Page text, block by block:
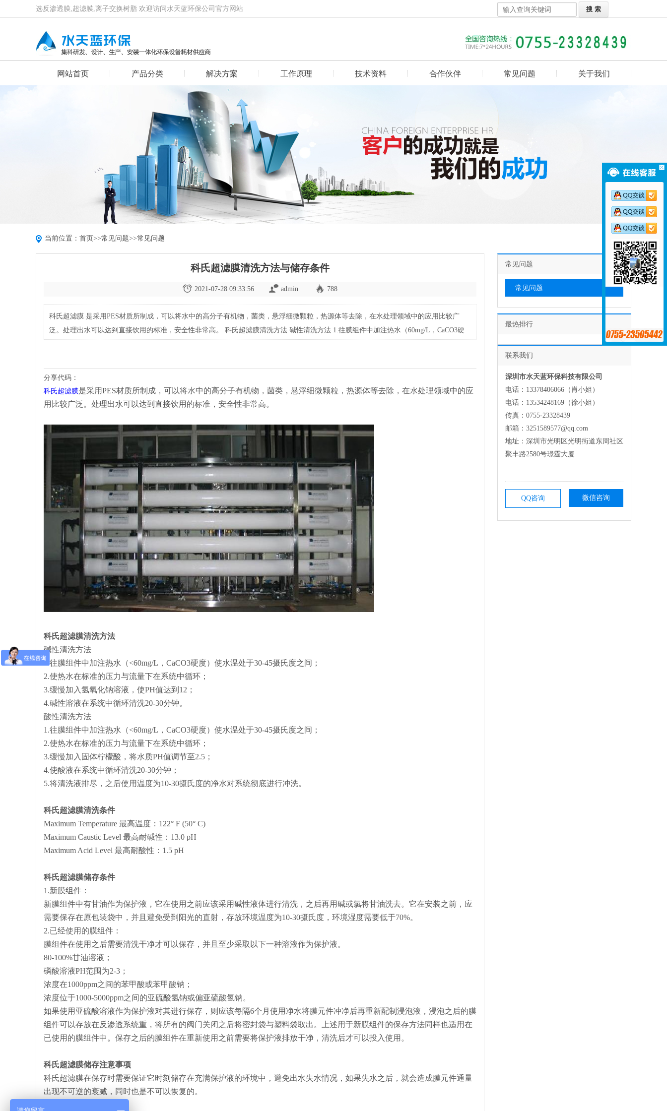
选反渗透膜,超滤膜,离子交换树脂 欢迎访问水天蓝环保公司官方网站
网站首页 产品分类 解决方案 工作原理 技术资料 合作伙伴 常见问题 关于我们
当前位置： 首页>>常见问题>>常见问题
科氏超滤膜清洗方法与储存条件
2021-07-28 09:33:56 admin 788
科氏超滤膜 是采用PES材质所制成，可以将水中的高分子有机物，菌类，悬浮细微颗粒，热源体等去除，在水处理领域中的应用比较广
泛。处理出水可以达到直接饮用的标准，安全性非常高。 科氏超滤膜清洗方法 碱性清洗方法 1.往膜组件中加注热水（60mg/L，CaCO3硬
分享代码：
科氏超滤膜是采用PES材质所制成，可以将水中的高分子有机物，菌类，悬浮细微颗粒，热源体等去除，在水处理领域中的应
用比较广泛。处理出水可以达到直接饮用的标准，安全性非常高。
科氏超滤膜清洗方法
碱性清洗方法
1.往膜组件中加注热水（<60mg/L，CaCO3硬度）使水温处于30-45摄氏度之间；
2.使热水在标准的压力与流量下在系统中循环；
3.缓慢加入氢氧化钠溶液，使PH值达到12；
4.碱性溶液在系统中循环清洗20-30分钟。
酸性清洗方法
1.往膜组件中加注热水（<60mg/L，CaCO3硬度）使水温处于30-45摄氏度之间；
2.使热水在标准的压力与流量下在系统中循环；
3.缓慢加入固体柠檬酸，将水质PH值调节至2.5；
4.使酸液在系统中循环清洗20-30分钟；
5.将清洗液排尽，之后使用温度为10-30摄氏度的净水对系统彻底进行冲洗。
科氏超滤膜清洗条件
Maximum Temperature 最高温度：122° F (50° C)
Maximum Caustic Level 最高耐碱性：13.0 pH
Maximum Acid Level 最高耐酸性：1.5 pH
科氏超滤膜储存条件
1.新膜组件：
新膜组件中有甘油作为保护液，它在使用之前应该采用碱性液体进行清洗，之后再用碱或氯将甘油洗去。它在安装之前，应
需要保存在原包装袋中，并且避免受到阳光的直射，存放环境温度为10-30摄氏度，环境湿度需要低于70%。
2.已经使用的膜组件：
膜组件在使用之后需要清洗干净才可以保存，并且至少采取以下一种溶液作为保护液。
80-100%甘油溶液；
磷酸溶液PH范围为2-3；
浓度在1000ppm之间的苯甲酸或苯甲酸钠；
浓度位于1000-5000ppm之间的亚硫酸氢钠或偏亚硫酸氢钠。
如果使用亚硫酸溶液作为保护液对其进行保存，则应该每隔6个月使用净水将膜元件冲净后再重新配制浸泡液，浸泡之后的膜
组件可以存放在反渗透系统重，将所有的阀门关闭之后将密封袋与塑料袋取出。上述用于新膜组件的保存方法同样也适用在
已使用的膜组件中。保存之后的膜组件在重新使用之前需要将保护液排放干净，清洗后才可以投入使用。
科氏超滤膜储存注意事项
科氏超滤膜在保存时需要保证它时刻储存在充满保护液的环境中，避免出水失水情况，如果失水之后，就会造成膜元件通量
出现不可逆的衰减，同时也是不可以恢复的。
常见问题
常见问题
最热排行
联系我们
深圳市水天蓝环保科技有限公司
电话：13378406066（肖小姐）
电话：13534248169（徐小姐）
传真：0755-23328439
邮箱：3251589577@qq.com
地址：深圳市光明区光明街道东周社区
聚丰路2580号璟霆大厦
QQ咨询 微信咨询